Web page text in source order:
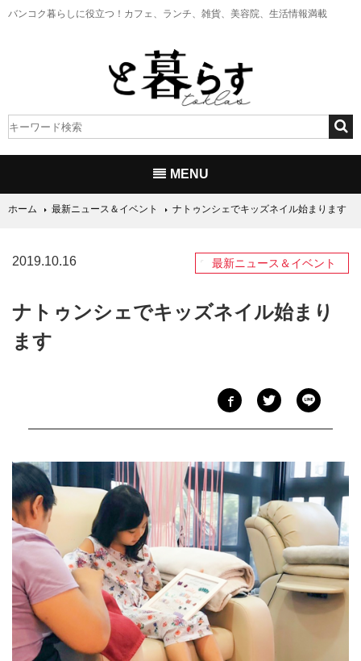
バンコク暮らしに役立つ！ カフェ、ランチ、雑貨、美容院、生活情報満載
MENU
ホーム 最新ニュース＆イベント ナトゥンシェでキッズネイル始まります
2019.10.16 最新ニュース＆イベント
ナトゥンシェでキッズネイル始まり
ます